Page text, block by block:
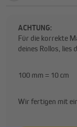
ACHTUNG:
Für die korrekte
deines Rollos,
100 mm = 10 cm
Wir fertigen mit